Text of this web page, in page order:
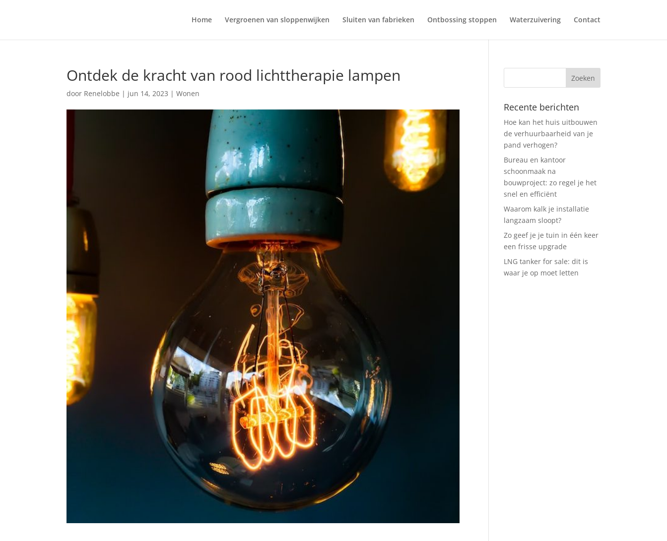
Home Vergroenen van sloppenwijken Sluiten van fabrieken Ontbossing stoppen Waterzuivering Contact
Ontdek de kracht van rood lichttherapie lampen
door Renelobbe | jun 14, 2023 |Wonen
Recente berichten
Hoe kan het huis uitbouwen
de verhuurbaarheid van je
pand verhogen?
Bureau en kantoor
schoonmaak na
bouwproject: zo regel je het
snel en efficiënt
Waarom kalk je installatie
langzaam sloopt?
Zo geef je je tuin in één keer
een frisse upgrade
LNG tanker for sale: dit is
waar je op moet letten